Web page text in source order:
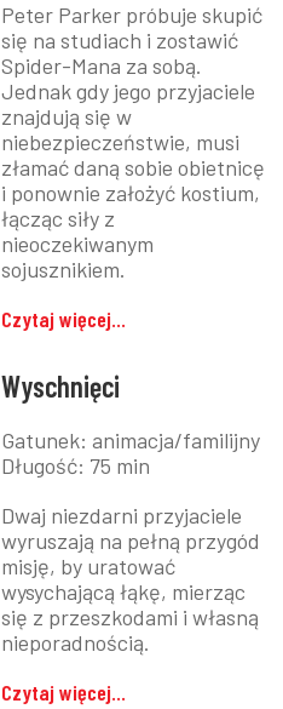
Peter Parker próbuje skupić
się na studiach i zostawić
Spider-Mana za sobą.
Jednak gdy jego przyjaciele
znajdują się w
niebezpieczeństwie, musi
złamać daną sobie obietnicę
i ponownie założyć kostium,
łącząc siły z
nieoczekiwanym
sojusznikiem.
Czytaj więcej...
Wyschnięci
Gatunek: animacja/familijny
Długość: 75 min
Dwaj niezdarni przyjaciele
wyruszają na pełną przygód
misję, by uratować
wysychającą łąkę, mierząc
się z przeszkodami i własną
nieporadnością.
Czytaj więcej...